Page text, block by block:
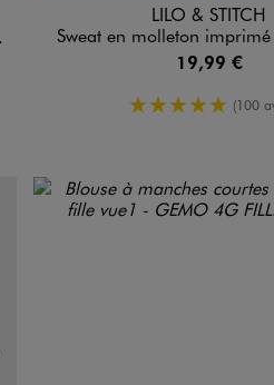
LILO & STITCH
Sweat en molleton
19,99 €
5/5 de
(100